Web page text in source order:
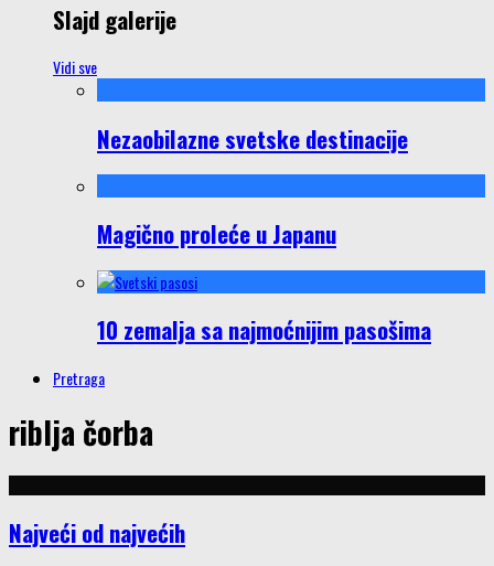
Slajd galerije
Vidi sve
Nezaobilazne svetske destinacije
Magično proleće u Japanu
10 zemalja sa najmoćnijim pasošima
Pretraga
riblja čorba
Najveći od najvećih